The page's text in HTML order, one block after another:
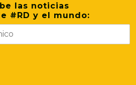
las noticias
#RD y el mundo: